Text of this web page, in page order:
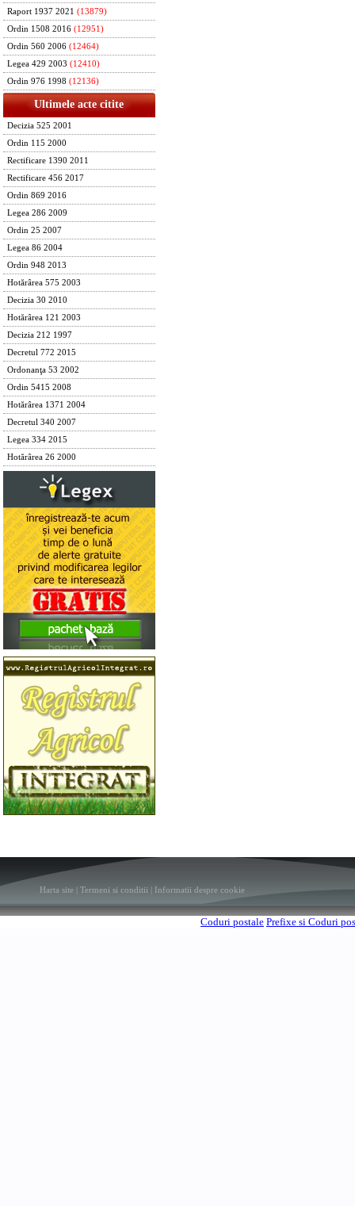
Raport 1937 2021 (13879)
Ordin 1508 2016 (12951)
Ordin 560 2006 (12464)
Legea 429 2003 (12410)
Ordin 976 1998 (12136)
Ultimele acte citite
Decizia 525 2001
Ordin 115 2000
Rectificare 1390 2011
Rectificare 456 2017
Ordin 869 2016
Legea 286 2009
Ordin 25 2007
Legea 86 2004
Ordin 948 2013
Hotărârea 575 2003
Decizia 30 2010
Hotărârea 121 2003
Decizia 212 1997
Decretul 772 2015
Ordonanţa 53 2002
Ordin 5415 2008
Hotărârea 1371 2004
Decretul 340 2007
Legea 334 2015
Hotărârea 26 2000
Harta site | Termeni si conditii | Informatii despre cookie
Coduri postale Prefixe si Coduri